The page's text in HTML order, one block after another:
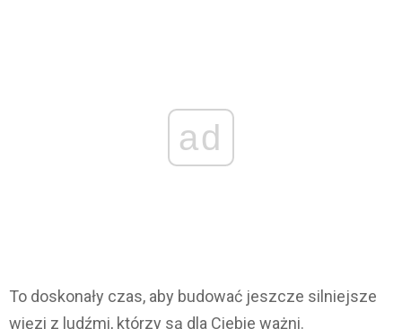
ad
To doskonały czas, aby budować jeszcze silniejsze
więzi z ludźmi, którzy są dla Ciebie ważni.